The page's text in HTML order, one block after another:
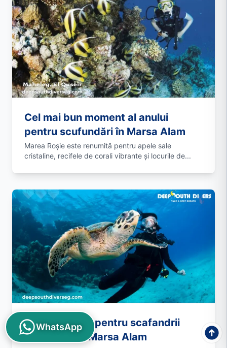
Cel mai bun moment al anului
pentru scufundări în Marsa Alam
Marea Roșie este renumită pentru apele sale
cristaline, recifele de corali vibrante și locurile de...
Top 10 sfaturi pentru scafandrii
începători în Marsa Alam
WhatsApp